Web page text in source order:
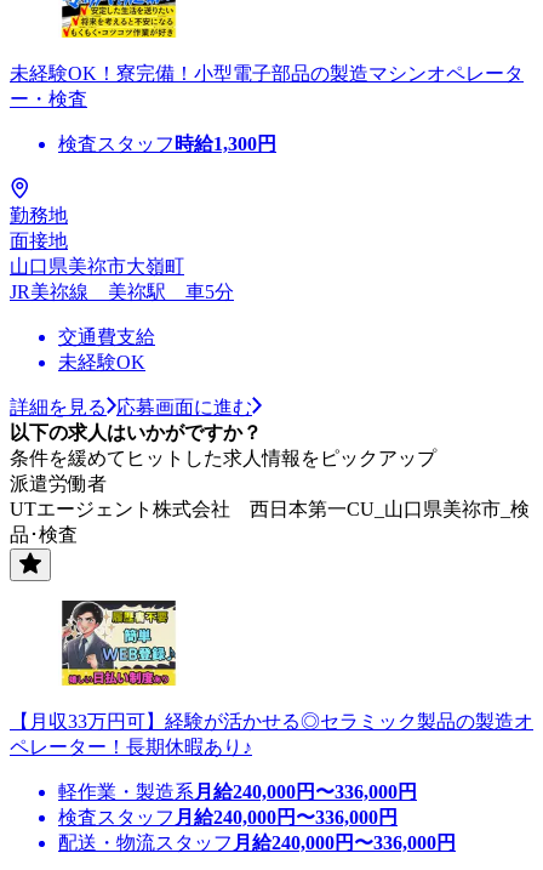
未経験OK！寮完備！小型電子部品の製造マシンオペレータ
ー・検査
検査スタッフ 時給1,300円
勤務地
面接地
山口県美祢市大嶺町
JR美祢線 美祢駅 車5分
交通費支給
未経験OK
詳細を見る
応募画面に進む
以下の求人はいかがですか？
条件を緩めてヒットした求人情報をピックアップ
派遣労働者
UTエージェント株式会社 西日本第一CU_山口県美祢市_検
品･検査
【月収33万円可】経験が活かせる◎セラミック製品の製造オ
ペレーター！長期休暇あり♪
軽作業・製造系 月給240,000円〜336,000円
検査スタッフ 月給240,000円〜336,000円
配送・物流スタッフ 月給240,000円〜336,000円